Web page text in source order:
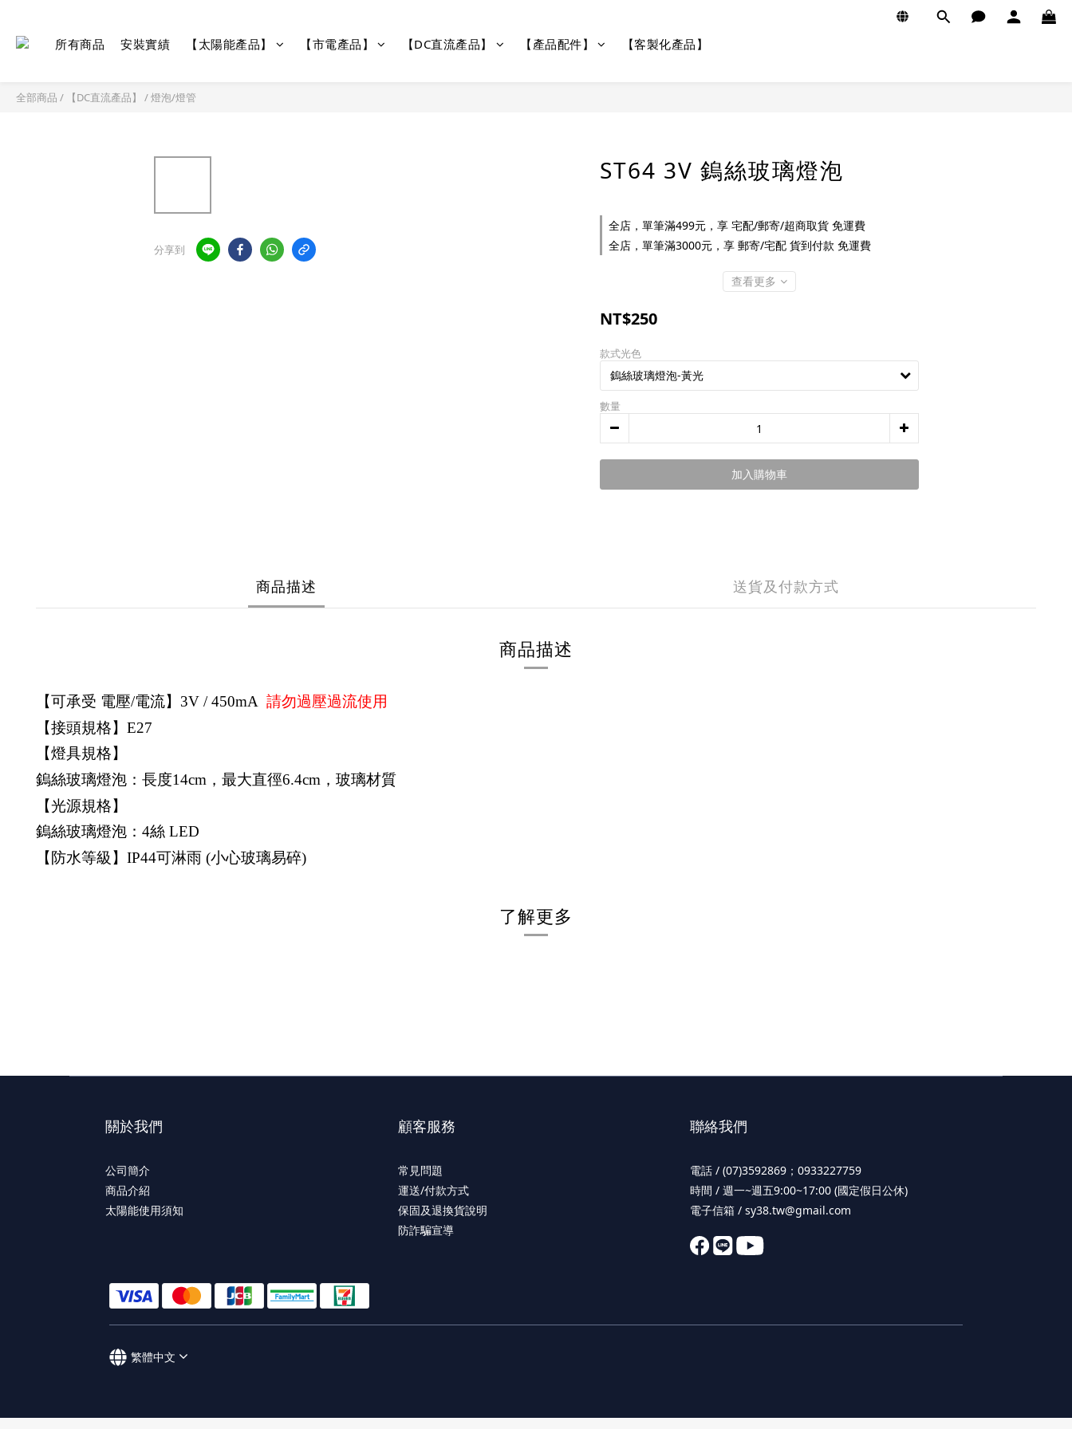
所有商品 安裝實績 【太陽能產品】 【市電產品】 【DC直流產品】 【產品配件】 【客製化產品】
全部商品 / 【DC直流產品】 /燈泡/燈管
分享到
ST64 3V 鎢絲玻璃燈泡
全店，單筆滿499元，享 宅配/郵寄/超商取貨 免運費
全店，單筆滿3000元，享 郵寄/宅配 貨到付款 免運費
查看更多
NT$250
款式光色
數量
加入購物車
商品描述 送貨及付款方式
商品描述
【可承受 電壓/電流】3V / 450mA 請勿過壓過流使用
【接頭規格】E27
【燈具規格】
鎢絲玻璃燈泡：長度14cm，最大直徑6.4cm，玻璃材質
【光源規格】
鎢絲玻璃燈泡：4絲 LED
【防水等級】IP44可淋雨 (小心玻璃易碎)
了解更多
關於我們
公司簡介
商品介紹
太陽能使用須知
顧客服務
常見問題
運送/付款方式
保固及退換貨說明
防詐騙宣導
聯絡我們
電話 / (07)3592869；0933227759
時間 / 週一~週五9:00~17:00 (國定假日公休)
電子信箱 / sy38.tw@gmail.com
繁體中文